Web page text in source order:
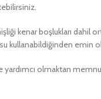
kenar boşlukları dahil
kullanabildiğinden emin
olmaktan